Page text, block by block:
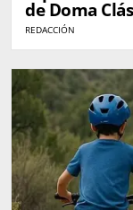
de Doma
REDACCIÓN